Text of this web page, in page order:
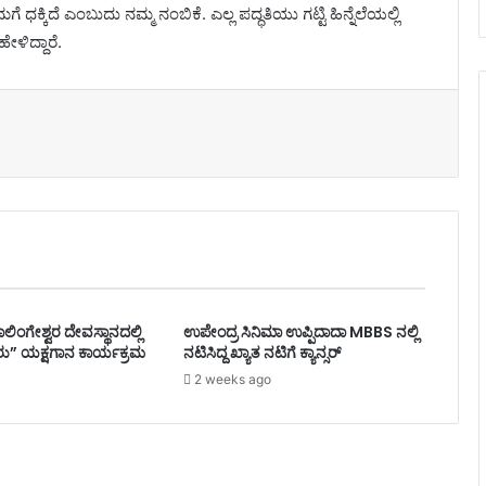
ಎಂಬುದು ನಮ್ಮ ನಂಬಿಕೆ. ಎಲ್ಲ ಪದ್ಧತಿಯು ಗಟ್ಟಿ ಹಿನ್ನೆಲೆಯಲ್ಲಿ
ದೇವಸ್ಥಾನದಲ್ಲಿ
ಯಕ್ಷಗಾನ ಕಾರ್ಯಕ್ರಮ
ಉಪೇಂದ್ರ ಸಿನಿಮಾ ಉಪ್ಪಿದಾದಾ MBBS ನಲ್ಲಿ
ನಟಿಸಿದ್ದ ಖ್ಯಾತ ನಟಿಗೆ ಕ್ಯಾನ್ಸರ್
2 weeks ago